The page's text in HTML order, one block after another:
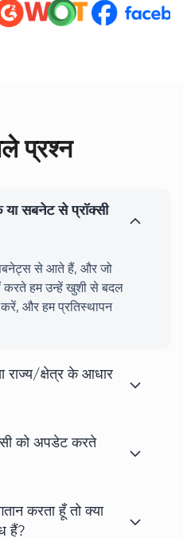
प्रश्न
सबनेट से प्रॉक्सी
सबनेट्स से आते हैं, और जो
हम उन्हें खुशी से बदल
और हम प्रतिस्थापन
राज्य/क्षेत्र के आधार
को अपडेट करते
करता हूँ तो क्या
हैं?